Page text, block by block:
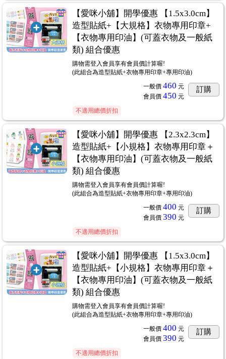
【愛咪小舖】開學優惠 【1.5x3.0cm】
造型貼紙+【大規格】衣物專用印章+
【衣物專用印油】(可蓋衣物及一般紙
類) 組合優惠
購物需登入會員享有會員價計算喔!
(此組合為造型貼紙+衣物專用印章+專用印油)
一般價 460 元
會員價 450 元
訂購
不適用總價折扣
【愛咪小舖】開學優惠 【2.3x2.3cm】
造型貼紙+【小規格】衣物專用印章＋
【衣物專用印油】(可蓋衣物及一般紙
類) 組合優惠
購物需登入會員享有會員價計算喔!
(此組合為造型貼紙+衣物專用印章+專用印油)
一般價 400 元
會員價 390 元
訂購
不適用總價折扣
【愛咪小舖】開學優惠 【1.5x3.0cm】
造型貼紙+【小規格】衣物專用印章＋
【衣物專用印油】(可蓋衣物及一般紙
類) 組合優惠
購物需登入會員享有會員價計算喔!
(此組合為造型貼紙+衣物專用印章+專用印油)
一般價 400 元
會員價 390 元
訂購
不適用總價折扣